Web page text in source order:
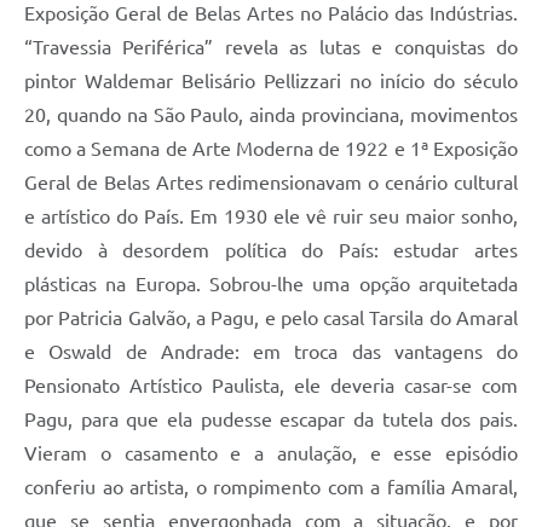
Exposição Geral de Belas Artes no Palácio das Indústrias.
“Travessia Periférica” revela as lutas e conquistas do
pintor Waldemar Belisário Pellizzari no início do século
20, quando na São Paulo, ainda provinciana, movimentos
como a Semana de Arte Moderna de 1922 e 1ª Exposição
Geral de Belas Artes redimensionavam o cenário cultural
e artístico do País. Em 1930 ele vê ruir seu maior sonho,
devido à desordem política do País: estudar artes
plásticas na Europa. Sobrou-lhe uma opção arquitetada
por Patricia Galvão, a Pagu, e pelo casal Tarsila do Amaral
e Oswald de Andrade: em troca das vantagens do
Pensionato Artístico Paulista, ele deveria casar-se com
Pagu, para que ela pudesse escapar da tutela dos pais.
Vieram o casamento e a anulação, e esse episódio
conferiu ao artista, o rompimento com a família Amaral,
que se sentia envergonhada com a situação, e por